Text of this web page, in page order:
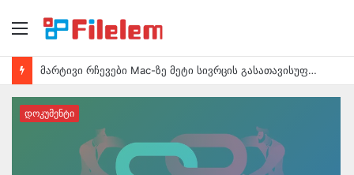
მენიუ
მარტივი რჩევები Mac-ზე მეტი სივრცის გასათავისუფლებლად
დოკუმენტი